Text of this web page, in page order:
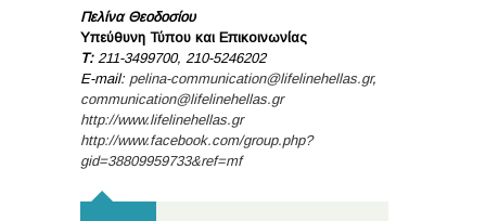
Πελίνα Θεοδοσίου
Υπεύθυνη Τύπου και Επικοινωνίας
Τ:211-3499700, 210-5246202
E-mail: pelina-communication@lifelinehellas.gr,
communication@lifelinehellas.gr
http://www.lifelinehellas.gr
http://www.facebook.com/group.php?
gid=38809959733&ref=mf